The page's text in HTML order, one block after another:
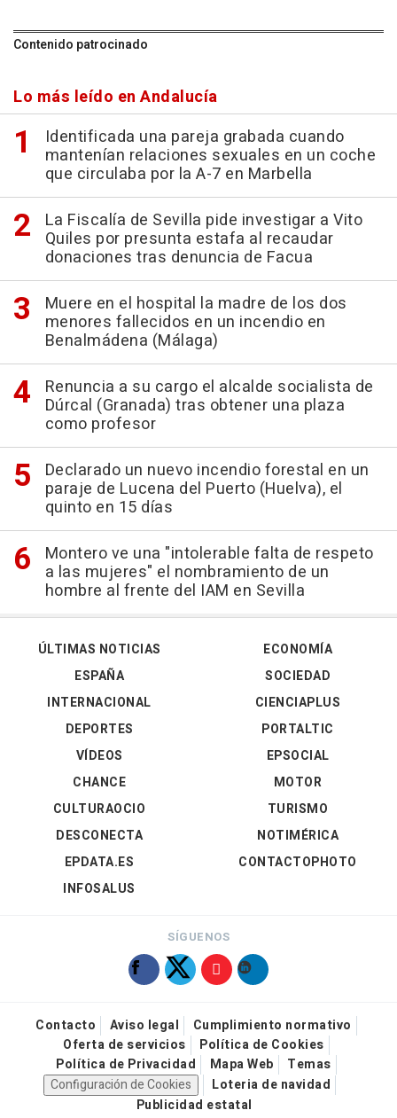
Contenido patrocinado
Lo más leído en Andalucía
Identificada una pareja grabada cuando
mantenían relaciones sexuales en un coche
que circulaba por la A-7 en Marbella
La Fiscalía de Sevilla pide investigar a Vito
Quiles por presunta estafa al recaudar
donaciones tras denuncia de Facua
Muere en el hospital la madre de los dos
menores fallecidos en un incendio en
Benalmádena (Málaga)
Renuncia a su cargo el alcalde socialista de
Dúrcal (Granada) tras obtener una plaza
como profesor
Declarado un nuevo incendio forestal en un
paraje de Lucena del Puerto (Huelva), el
quinto en 15 días
Montero ve una "intolerable falta de respeto
a las mujeres" el nombramiento de un
hombre al frente del IAM en Sevilla
ÚLTIMAS NOTICIAS
ESPAÑA
INTERNACIONAL
DEPORTES
VÍDEOS
ECONOMÍA
SOCIEDAD
CIENCIAPLUS
PORTALTIC
EPSOCIAL
CHANCE
CULTURAOCIO
DESCONECTA
EPDATA.ES
INFOSALUS
MOTOR
TURISMO
NOTIMÉRICA
CONTACTOPHOTO
SÍGUENOS
Contacto Aviso legal
Cumplimiento normativo
Oferta de servicios
Política de Cookies
Política de Privacidad
Mapa Web
Temas
Configuración de Cookies
Loteria de navidad
Publicidad estatal